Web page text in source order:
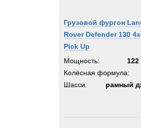
Грузовой фургон
Rover Defender 130
Pick Up
Мощность:
122
Колёсная формула:
Шасси:
рамный